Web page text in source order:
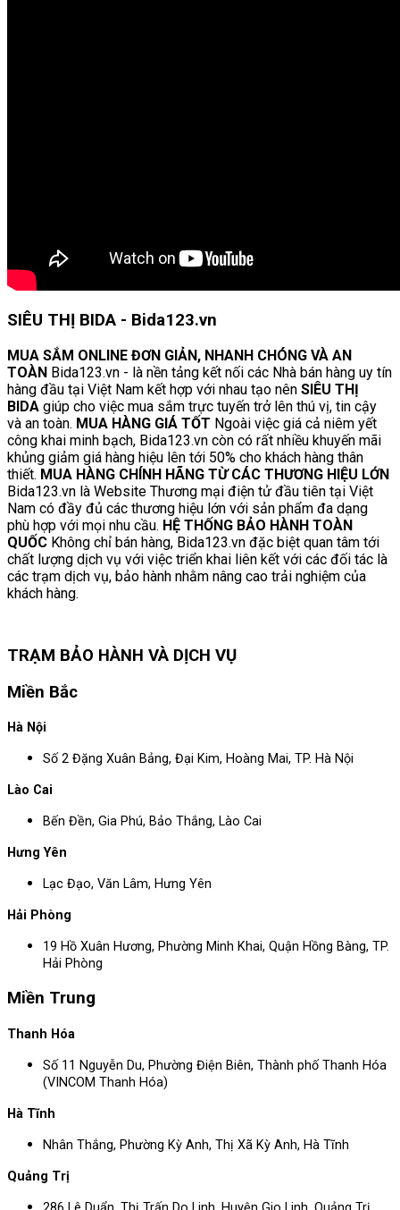
SIÊU THỊ BIDA - Bida123.vn
MUA SẮM ONLINE ĐƠN GIẢN, NHANH CHÓNG VÀ AN
TOÀN Bida123.vn - là nền tảng kết nối các Nhà bán hàng uy tín
hàng đầu tại Việt Nam kết hợp với nhau tạo nên SIÊU THỊ
BIDA giúp cho việc mua sắm trực tuyến trở lên thú vị, tin cậy
và an toàn. MUA HÀNG GIÁ TỐT Ngoài việc giá cả niêm yết
công khai minh bạch, Bida123.vn còn có rất nhiều khuyến mãi
khủng giảm giá hàng hiệu lên tới 50% cho khách hàng thân
thiết. MUA HÀNG CHÍNH HÃNG TỪ CÁC THƯƠNG HIỆU LỚN
Bida123.vn là Website Thương mại điện tử đầu tiên tại Việt
Nam có đầy đủ các thương hiệu lớn với sản phẩm đa dạng
phù hợp với mọi nhu cầu. HỆ THỐNG BẢO HÀNH TOÀN
QUỐC Không chỉ bán hàng, Bida123.vn đặc biệt quan tâm tới
chất lượng dịch vụ với việc triển khai liên kết với các đối tác là
các trạm dịch vụ, bảo hành nhằm nâng cao trải nghiệm của
khách hàng.
TRẠM BẢO HÀNH VÀ DỊCH VỤ
Miền Bắc
Hà Nội
Số 2 Đặng Xuân Bảng, Đại Kim, Hoàng Mai, TP. Hà Nội
Lào Cai
Bến Đền, Gia Phú, Bảo Thắng, Lào Cai
Hưng Yên
Lạc Đạo, Văn Lâm, Hưng Yên
Hải Phòng
19 Hồ Xuân Hương, Phường Minh Khai, Quận Hồng Bàng, TP.
Hải Phòng
Miền Trung
Thanh Hóa
Số 11 Nguyễn Du, Phường Điện Biên, Thành phố Thanh Hóa
(VINCOM Thanh Hóa)
Hà Tĩnh
Nhân Thắng, Phường Kỳ Anh, Thị Xã Kỳ Anh, Hà Tĩnh
Quảng Trị